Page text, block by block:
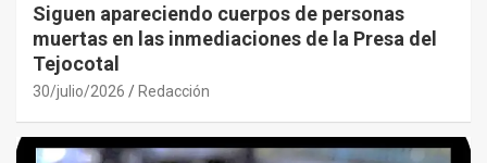
Siguen apareciendo cuerpos de personas
muertas en las inmediaciones de la Presa del
Tejocotal
30/julio/2026 Redacción